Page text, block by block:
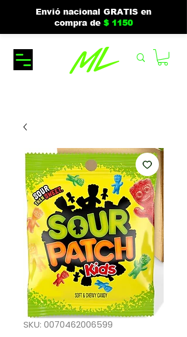
Envió nacional GRATIS en
compra de $ 1150
SKU: 0070462006599